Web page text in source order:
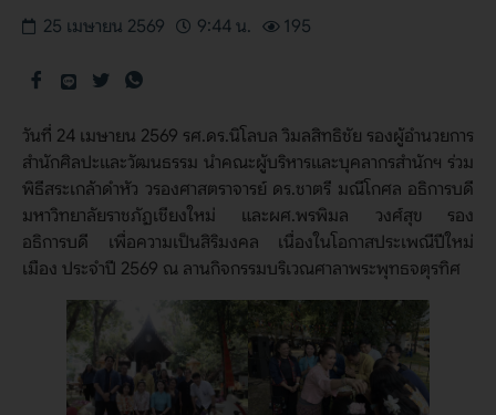
25 เมษายน 2569 9:44 น. 195
วันที่ 24 เมษายน 2569 รศ.ดร.นิโลบล วิมลสิทธิชัย รองผู้อำนวยการ
สำนักศิลปะและวัฒนธรรม นำคณะผู้บริหารและบุคลากรสำนักฯ ร่วม
พิธีสระเกล้าดำหัว วรองศาสตราจารย์ ดร.ชาตรี มณีโกศล อธิการบดี
มหาวิทยาลัยราชภัฏเชียงใหม่ และผศ.พรพิมล วงศ์สุข รอง
อธิการบดี เพื่อความเป็นสิริมงคล เนื่องในโอกาสประเพณีปีใหม่
เมือง ประจำปี 2569 ณ ลานกิจกรรมบริเวณศาลาพระพุทธจตุรทิศ